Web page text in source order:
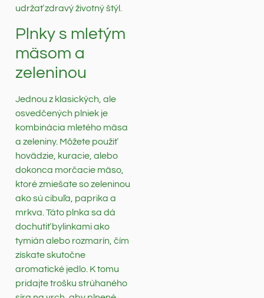
udržať zdravý životný štýl.
Plnky s mletým
mäsom a
zeleninou
Jednou z klasických, ale
osvedčených plniek je
kombinácia mletého mäsa
a zeleniny. Môžete použiť
hovädzie, kuracie, alebo
dokonca morčacie mäso,
ktoré zmiešate so zeleninou
ako sú cibuľa, paprika a
mrkva. Táto plnka sa dá
dochutiť bylinkami ako
tymián alebo rozmarín, čím
získate skutočne
aromatické jedlo. K tomu
pridajte trošku strúhaného